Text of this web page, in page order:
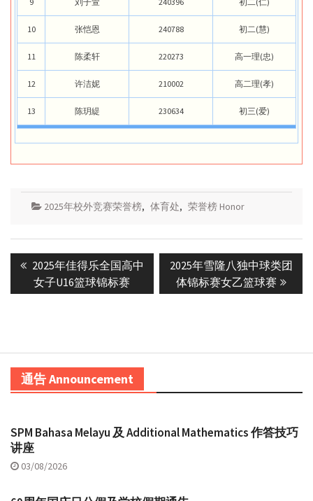
10 张恺恩 240788 初二(慧)
11 陈柔轩 220273 高一理(忠)
12 许洁妮 210002 高二理(孝)
13 陈玥緹 230634 初三(爱)
2025年校外竞赛荣誉榜, 体育处, 荣誉榜 Honor
navigation
Previous
post:
2025年佳得乐全国高中
女子U16篮球锦标赛
Next
post:
2025年雪隆八独中球类团
体锦标赛女乙篮球赛
通告 Announcement
SPM Bahasa Melayu 及 Additional Mathematics 作答技巧
讲座
03/08/2026